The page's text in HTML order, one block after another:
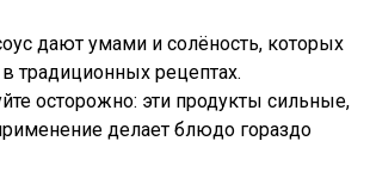
дают умами и солёность, которых
в традиционных рецептах.
осторожно: эти продукты сильные,
делает блюдо гораздо